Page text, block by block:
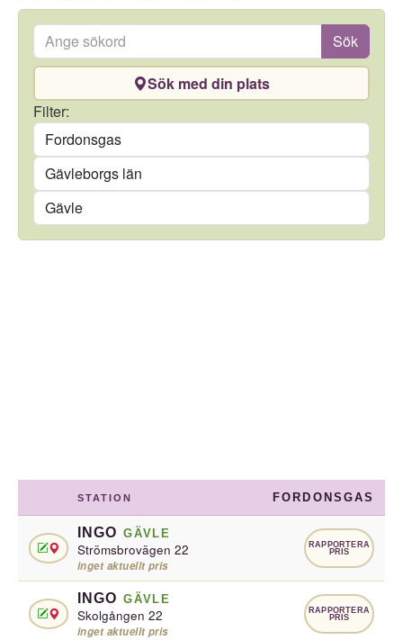
Ange sökord Sök
Sök med din plats
Filter:
Län
Kommun
STATION FORDONSGAS
INGO GÄVLE
Strömsbrovägen 22
inget aktuellt pris
RAPPORTERA
PRIS
INGO GÄVLE
Skolgången 22
inget aktuellt pris
RAPPORTERA
PRIS